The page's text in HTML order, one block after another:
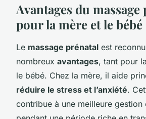
Avantages du massage
pour la mère et le bébé
Le massage prénatal est
nombreux avantages, tant pour
le bébé. Chez la mère, il aide
réduire le stress et l’anxiété.
contribue à une meilleure gestion